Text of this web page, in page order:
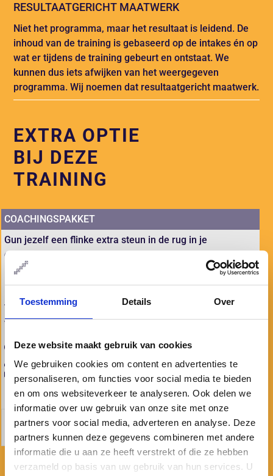
Toestemming Details Over
Deze website maakt gebruik van cookies
We gebruiken cookies om content en advertenties te
personaliseren, om functies voor social media te bieden
en om ons websiteverkeer te analyseren. Ook delen we
informatie over uw gebruik van onze site met onze
partners voor social media, adverteren en analyse. Deze
partners kunnen deze gegevens combineren met andere
informatie die u aan ze heeft verstrekt of die ze hebben
verzameld op basis van uw gebruik van hun services. U
RESULTAATGERICHT MAATWERK
Niet het programma, maar het resultaat is leidend. De
inhoud van de training is gebaseerd op de intakes én op
wat er tijdens de training gebeurt en ontstaat. We
kunnen dus iets afwijken van het weergegeven
programma. Wij noemen dat resultaatgericht maatwerk.
EXTRA OPTIE
BIJ DEZE
TRAINING
COACHINGSPAKKET
Gun jezelf een flinke extra steun in de rug in je
ontwikkeling met je persoonlijke coach.
Met je eigen coach blijf je na de training scherp op je
leerdoelen, zodat je leerrendement optimaal is.
Vink deze optie aan bij je inschrijving:
voor punten op de 'i' en meer blijvend resultaat.
3 x 2 uur
persoonlijk met je coach / trainer
€975 (excl. btw en evt. reiskosten)
Lees meer over ons coachingspakket